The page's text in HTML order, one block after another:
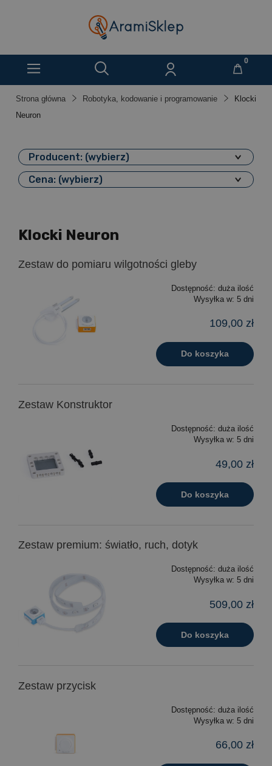
Strona główna Robotyka, kodowanie i programowanie
Klocki
Neuron
Producent: (wybierz)
Cena: (wybierz)
Klocki Neuron
Zestaw do pomiaru wilgotności gleby
Dostępność: duża ilość
Wysyłka w: 5 dni
109,00 zł
Do koszyka
Zestaw Konstruktor
Dostępność: duża ilość
Wysyłka w: 5 dni
49,00 zł
Do koszyka
Zestaw premium: światło, ruch, dotyk
Dostępność: duża ilość
Wysyłka w: 5 dni
509,00 zł
Do koszyka
Zestaw przycisk
Dostępność: duża ilość
Wysyłka w: 5 dni
66,00 zł